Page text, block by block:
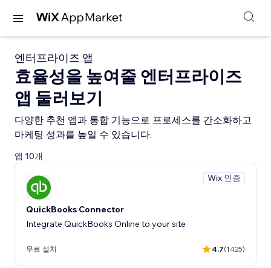
엔터프라이즈 앱
효율성을 높여줄 엔터프라이즈
앱 둘러보기
다양한 추천 앱과 통합 기능으로 프로세스를 간소화하고
마케팅 성과를 높일 수 있습니다.
앱 10개
Wix 인증
QuickBooks Connector
Integrate QuickBooks Online to your site
무료 설치 4.7(1425)